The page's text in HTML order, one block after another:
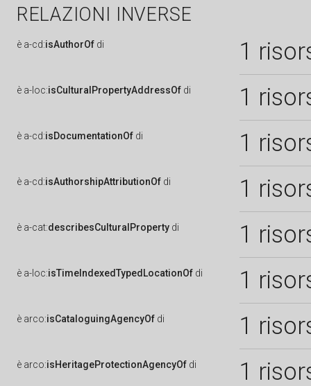
RELAZIONI INVERSE
è a-cd:isAuthorOf di 1
è a-loc:isCulturalPropertyAddressOf di 1
è a-cd:isDocumentationOf di 1
è a-cd:isAuthorshipAttributionOf di 1
è a-cat:describesCulturalProperty di 1
è a-loc:isTimeIndexedTypedLocationOf di 1
è arco:isCataloguingAgencyOf di 1
è arco:isHeritageProtectionAgencyOf di 1